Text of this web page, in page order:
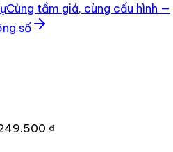
Cùng tầm giá, cùng cấu hình —
số
₫